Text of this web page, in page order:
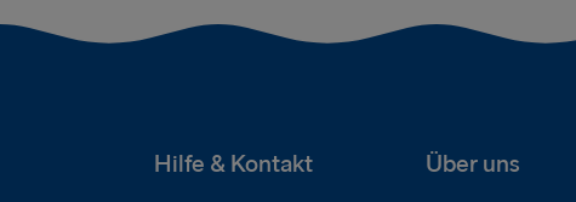
Hilfe & Kontakt Über uns